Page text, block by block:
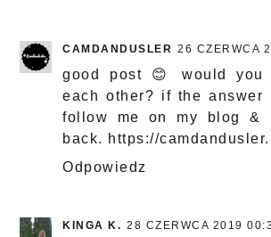
CAMDANDUSLER 26 CZERWCA
good post 😊 would
each other? if the answer
follow me on my blog &
back. https://
Odpowiedz
KINGA K. 28 CZERWCA 2019